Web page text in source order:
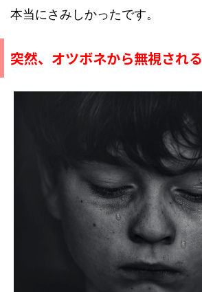
本当にさみしかったです。
突然、オツボネから無視される